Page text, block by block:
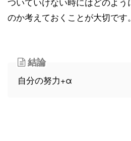
のか考えておくことが大切です。
結論
自分の努力+α